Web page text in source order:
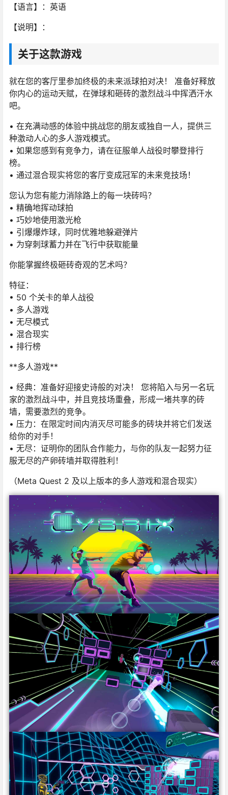
【语言】：英语
【说明】：
关于这款游戏
就在您的客厅里参加终极的未来派球拍对决！ 准备好释放
你内心的运动天赋，在弹球和砸砖的激烈战斗中挥洒汗水
吧。
• 在充满动感的体验中挑战您的朋友或独自一人，提供三
种激动人心的多人游戏模式。
• 如果您感到有竞争力，请在征服单人战役时攀登排行
榜。
• 通过混合现实将您的客厅变成冠军的未来竞技场！
您认为您有能力消除路上的每一块砖吗？
• 精确地挥动球拍
• 巧妙地使用激光枪
• 引爆爆炸球，同时优雅地躲避弹片
• 为穿刺球蓄力并在飞行中获取能量
你能掌握终极砸砖奇观的艺术吗？
特征：
• 50 个关卡的单人战役
• 多人游戏
• 无尽模式
• 混合现实
• 排行榜
**多人游戏**
• 经典：准备好迎接史诗般的对决！ 您将陷入与另一名玩
家的激烈战斗中，并且竞技场重叠，形成一堵共享的砖
墙，需要激烈的竞争。
• 压力：在限定时间内消灭尽可能多的砖块并将它们发送
给你的对手！
• 无尽：证明你的团队合作能力，与你的队友一起努力征
服无尽的产卵砖墙并取得胜利！
（Meta Quest 2 及以上版本的多人游戏和混合现实）